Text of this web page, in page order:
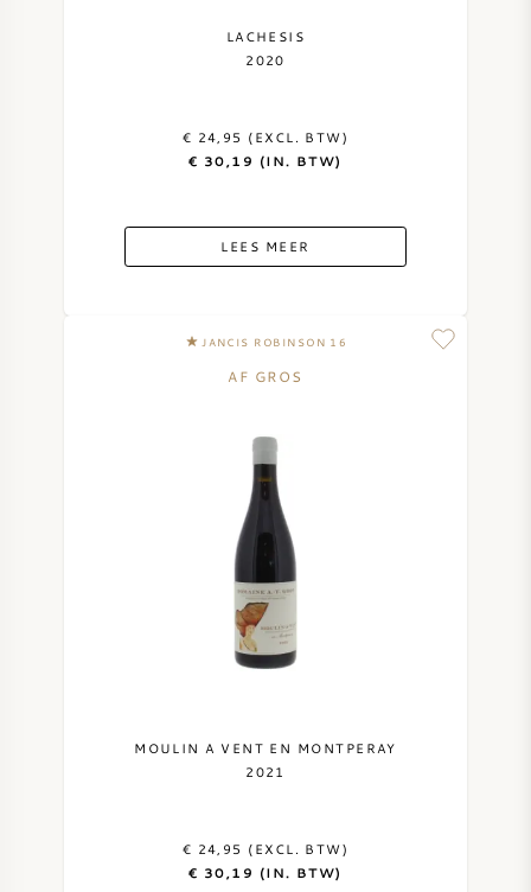
LACHESIS
2020
€ 24,95 (EXCL. BTW)
€ 30,19 (IN. BTW)
LEES MEER
JANCIS ROBINSON 16
AF GROS
MOULIN A VENT EN MONTPERAY
2021
€ 24,95 (EXCL. BTW)
€ 30,19 (IN. BTW)